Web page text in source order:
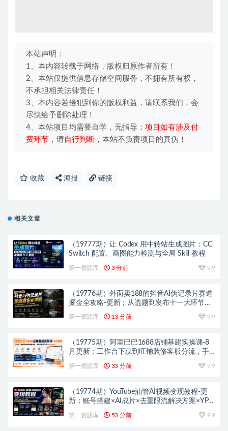
本站声明：
1、本内容转载于网络，版权归原作者所有！
2、本站仅提供信息存储空间服务，不拥有所有权，
不承担相关法律责任！
3、本内容若侵犯到你的版权利益，请联系我们，会
尽快给予删除处理！
4、本站项目均需要自学，无指导； 项目如有涉及付
费环节 ，请自行判断 ，本站不负责项目的真伪！
收藏 海报 链接
相关文章
（19777期）让 Codex 用中转站生成图片：CC
Switch 配置、画图能力检测与全局 Skill 教程
第一资源库 3 分前 9.9
（19776期）外面卖188的抖音AI伪记录片赛道
掘金全攻略-更新；从选题到发布十一大环节拆
第一资源库 13 分前 9.9
（19775期）阿里巴巴1688店铺基建实操课-8
月更新；工作台下载到旺铺装修客服分流，手
第一资源库 33 分前 9.9
（19774期）YouTube油管AI视频变现教程-更
新：账号搭建×AI成片×去重限流解决方案×YPP
第一资源库 53 分前 9.9